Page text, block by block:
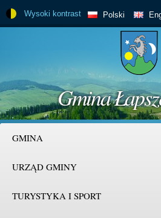
na
hlavný
Polski
Wysoki kontrast
Gmina
GMINA
URZĄD GMINY
TURYSTYKA I SPORT